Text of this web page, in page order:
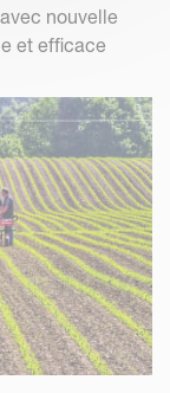
nouvelle
et efficace